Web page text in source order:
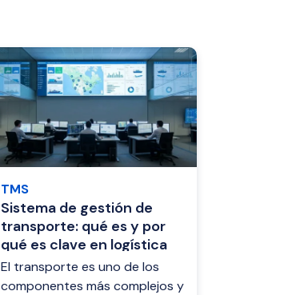
TMS
Sistema de gestión de
transporte: qué es y por
qué es clave en logística
El transporte es uno de los
componentes más complejos y